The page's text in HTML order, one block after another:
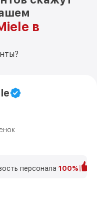
в
персонала 100%